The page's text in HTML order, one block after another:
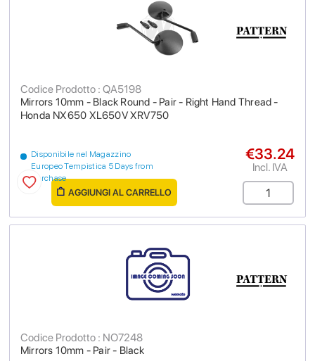
Mirrors 10mm - Black Round - Pair - Right Hand Thread -
Honda NX650 XL650V XRV750
Codice Prodotto : QA5198
Disponibile nel Magazzino
Europeo Tempistica 5 Days from
purchase
€33.24
Incl. IVA
AGGIUNGI AL CARRELLO
Mirrors 10mm - Pair - Black
Codice Prodotto : NO7248